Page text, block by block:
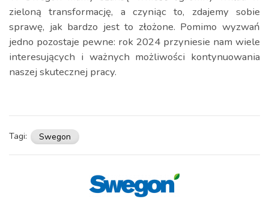
zieloną transformację, a czyniąc to, zdajemy sobie
sprawę, jak bardzo jest to złożone. Pomimo wyzwań
jedno pozostaje pewne: rok 2024 przyniesie nam wiele
interesujących i ważnych możliwości kontynuowania
naszej skutecznej pracy.
Tagi: Swegon